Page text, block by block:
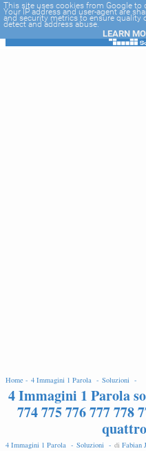
-->
Home - 4 Immagini 1 Parola - Soluzioni -
4 Immagini 1 Parola
774 775 776 777 778
4 Immagini 1 Parola - Soluzioni - di Fabian
This site uses cookies from Google to
Your IP address and user-agent are
and security metrics to ensure quality
detect and address abuse.
LEARN